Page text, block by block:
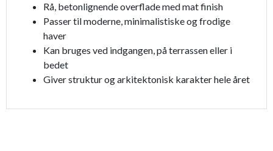
Rå, betonlignende overflade med mat finish
Passer til moderne, minimalistiske og frodige
haver
Kan bruges ved indgangen, på terrassen eller i
bedet
Giver struktur og arkitektonisk karakter hele året